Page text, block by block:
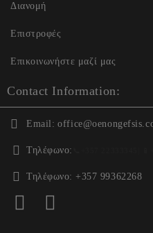
Διανομή
Επιστροφές
Επικοινωνήστε μαζί μας
Contact Information:
Email:
Τηλέφωνο:
Τηλέφωνο: +357 99362268